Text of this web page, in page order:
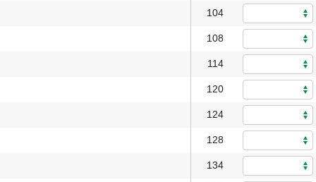
104
108
114
120
124
128
134